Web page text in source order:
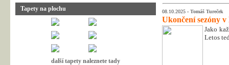
Tapety na plochu
další tapety naleznete tady
08.10.2025 - Tomáš Tureček
Ukončení sezóny v
Jako
Letos